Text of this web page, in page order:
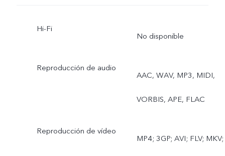
Comida, Fotografía
subacuática, Vista dual,
Hi-Fi
No disponible
Reproducción de audio
AAC, WAV, MP3, MIDI,
VORBIS, APE, FLAC
Reproducción de vídeo
MP4; 3GP; AVI; FLV; MKV;